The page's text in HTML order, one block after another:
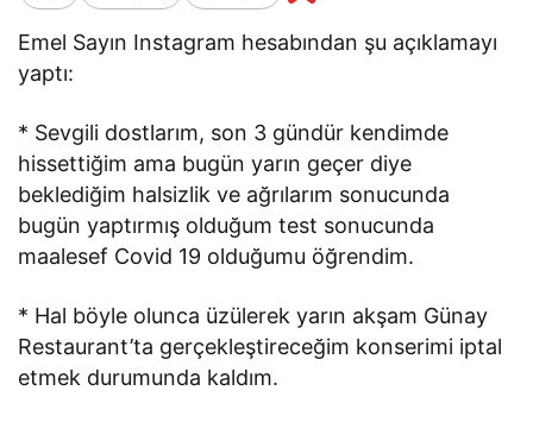
Emel Sayın Instagram hesabından şu açıklamayı
yaptı:
* Sevgili dostlarım, son 3 gündür kendimde
hissettiğim ama bugün yarın geçer diye
beklediğim halsizlik ve ağrılarım sonucunda
bugün yaptırmış olduğum test sonucunda
maalesef Covid 19 olduğumu öğrendim.
* Hal böyle olunca üzülerek yarın akşam Günay
Restaurant’ta gerçekleştireceğim konserimi iptal
etmek durumunda kaldım.